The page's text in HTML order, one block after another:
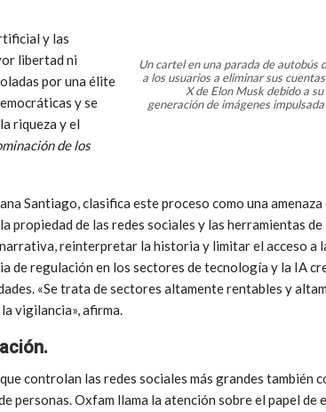
Un cartel en una parada de autobús
a los usuarios a eliminar sus
X de Elon Musk debido a
generación de imágenes
y las
libertad ni
por una élite
y se
riqueza y el
de los
Santiago, clasifica este proceso como una
propiedad de las redes sociales y las herramientas
reinterpretar la historia y limitar el acceso a
de regulación en los sectores de tecnología y la IA
«Se trata de sectores altamente rentables y
vigilancia», afirma.
controlan las redes sociales más grandes también
personas. Oxfam llama la atención sobre el papel de